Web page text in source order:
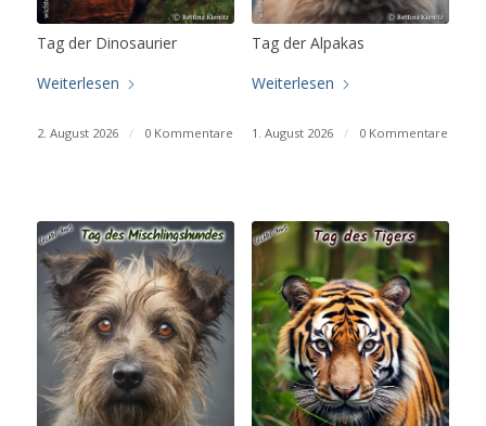
Tag der Dinosaurier
Weiterlesen
2. August 2026 / 0 Kommentare
Tag der Alpakas
Weiterlesen
1. August 2026 / 0 Kommentare